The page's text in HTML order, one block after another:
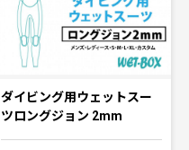
ダイビング用ウェットスー
ツロングジョン 2mm